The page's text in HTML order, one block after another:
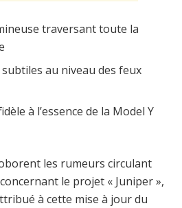
traversant toute la
au niveau des feux
à l’essence de la Model Y
les rumeurs circulant
le projet « Juniper »,
à cette mise à jour du